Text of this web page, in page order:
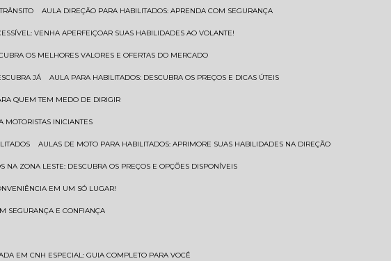
AULA DIREÇÃO PARA HABILITADOS: APRENDA COM SEGURANÇA
VENHA APERFEIÇOAR SUAS HABILIDADES AO VOLANTE!
OS MELHORES VALORES E OFERTAS DO MERCADO
JÁ AULA PARA HABILITADOS: DESCUBRA OS PREÇOS E DICAS ÚTEIS
QUEM TEM MEDO DE DIRIGIR
MOTORISTAS INICIANTES
AULAS DE MOTO PARA HABILITADOS: APRIMORE SUAS HABILIDADES NA DIREÇÃO
NA ZONA LESTE: DESCUBRA OS PREÇOS E OPÇÕES DISPONÍVEIS
EM UM SÓ LUGAR!
SEGURANÇA E CONFIANÇA
EM CNH ESPECIAL: GUIA COMPLETO PARA VOCÊ